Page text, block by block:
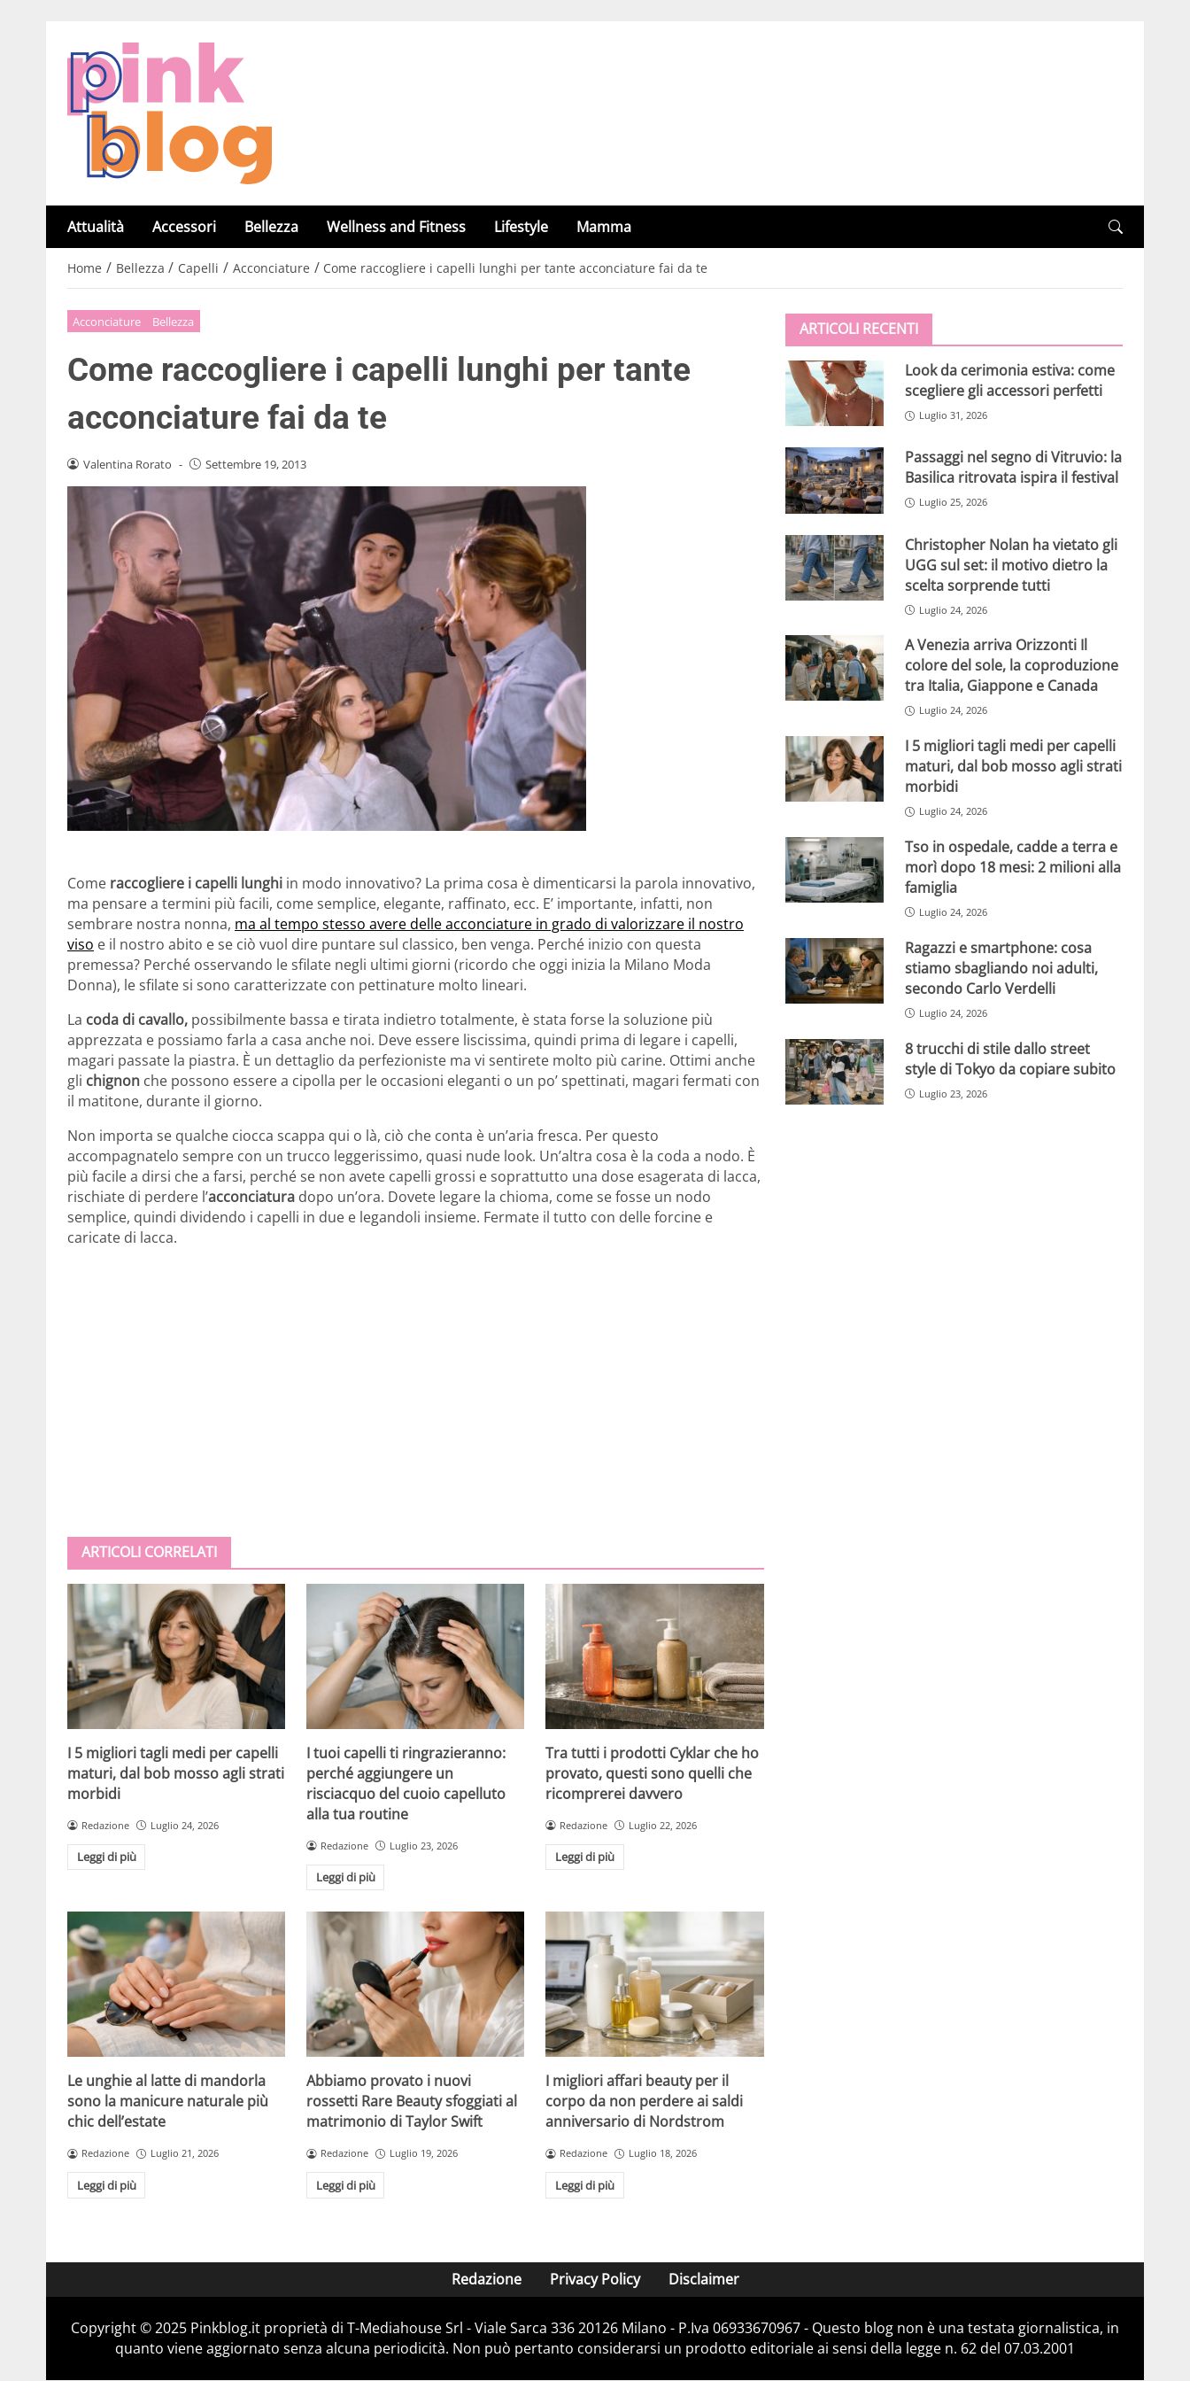
Attualità Accessori Bellezza Wellness and Fitness Lifestyle Mamma
Home / Bellezza / Capelli / Acconciature / Come raccogliere i capelli lunghi per tante acconciature fai da te
Acconciature Bellezza
Come raccogliere i capelli lunghi per tante
acconciature fai da te
Valentina Rorato - Settembre 19, 2013
Come raccogliere i capelli lunghi in modo innovativo? La prima cosa è dimenticarsi la parola innovativo,
ma pensare a termini più facili, come semplice, elegante, raffinato, ecc. E’ importante, infatti, non
sembrare nostra nonna, ma al tempo stesso avere delle acconciature in grado di valorizzare il nostro
viso e il nostro abito e se ciò vuol dire puntare sul classico, ben venga. Perché inizio con questa
premessa? Perché osservando le sfilate negli ultimi giorni (ricordo che oggi inizia la Milano Moda
Donna), le sfilate si sono caratterizzate con pettinature molto lineari.
La coda di cavallo, possibilmente bassa e tirata indietro totalmente, è stata forse la soluzione più
apprezzata e possiamo farla a casa anche noi. Deve essere liscissima, quindi prima di legare i capelli,
magari passate la piastra. È un dettaglio da perfezioniste ma vi sentirete molto più carine. Ottimi anche
gli chignon che possono essere a cipolla per le occasioni eleganti o un po’ spettinati, magari fermati con
il matitone, durante il giorno.
Non importa se qualche ciocca scappa qui o là, ciò che conta è un’aria fresca. Per questo
accompagnatelo sempre con un trucco leggerissimo, quasi nude look. Un’altra cosa è la coda a nodo. È
più facile a dirsi che a farsi, perché se non avete capelli grossi e soprattutto una dose esagerata di lacca,
rischiate di perdere l’acconciatura dopo un’ora. Dovete legare la chioma, come se fosse un nodo
semplice, quindi dividendo i capelli in due e legandoli insieme. Fermate il tutto con delle forcine e
caricate di lacca.
ARTICOLI CORRELATI
I 5 migliori tagli medi per capelli
maturi, dal bob mosso agli strati
morbidi
Redazione Luglio 24, 2026
Leggi di più
I tuoi capelli ti ringrazieranno:
perché aggiungere un
risciacquo del cuoio capelluto
alla tua routine
Redazione Luglio 23, 2026
Leggi di più
Tra tutti i prodotti Cyklar che ho
provato, questi sono quelli che
ricomprerei davvero
Redazione Luglio 22, 2026
Leggi di più
Le unghie al latte di mandorla
sono la manicure naturale più
chic dell’estate
Redazione Luglio 21, 2026
Leggi di più
Abbiamo provato i nuovi
rossetti Rare Beauty sfoggiati al
matrimonio di Taylor Swift
Redazione Luglio 19, 2026
Leggi di più
I migliori affari beauty per il
corpo da non perdere ai saldi
anniversario di Nordstrom
Redazione Luglio 18, 2026
Leggi di più
ARTICOLI RECENTI
Look da cerimonia estiva: come
scegliere gli accessori perfetti
Luglio 31, 2026
Passaggi nel segno di Vitruvio: la
Basilica ritrovata ispira il festival
Luglio 25, 2026
Christopher Nolan ha vietato gli
UGG sul set: il motivo dietro la
scelta sorprende tutti
Luglio 24, 2026
A Venezia arriva Orizzonti Il
colore del sole, la coproduzione
tra Italia, Giappone e Canada
Luglio 24, 2026
I 5 migliori tagli medi per capelli
maturi, dal bob mosso agli strati
morbidi
Luglio 24, 2026
Tso in ospedale, cadde a terra e
morì dopo 18 mesi: 2 milioni alla
famiglia
Luglio 24, 2026
Ragazzi e smartphone: cosa
stiamo sbagliando noi adulti,
secondo Carlo Verdelli
Luglio 24, 2026
8 trucchi di stile dallo street
style di Tokyo da copiare subito
Luglio 23, 2026
Redazione Privacy Policy Disclaimer
Copyright © 2025 Pinkblog.it proprietà di T-Mediahouse Srl - Viale Sarca 336 20126 Milano - P.Iva 06933670967 - Questo blog non è una testata giornalistica, in
quanto viene aggiornato senza alcuna periodicità. Non può pertanto considerarsi un prodotto editoriale ai sensi della legge n. 62 del 07.03.2001